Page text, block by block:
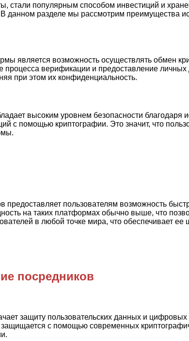
популярным способом инвестиций и
данном разделе мы рассмотрим преимущества
является возможность осуществлять обмен
процесса верификации и предоставление
при этом их конфиденциальность.
высоким уровнем безопасности благодаря
с помощью криптографии. Это значит, что
пользователям возможность
на таких платформах обычно выше, что
в любой точке мира, что обеспечивает ее
посредников
защиту пользовательских данных и
с помощью современных